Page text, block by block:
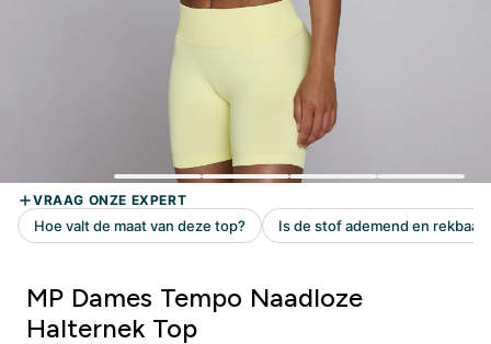
MP Dames Tempo Naadloze
Halternek Top